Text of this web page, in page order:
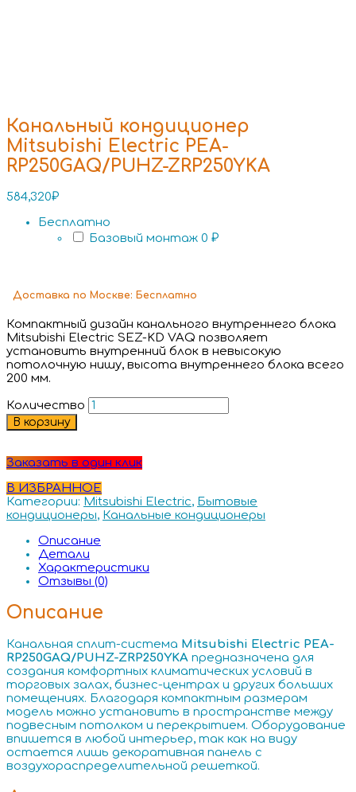
Канальный кондиционер
Mitsubishi Electric PEA-
RP250GAQ/PUHZ-ZRP250YKA
584,320₽
Бесплатно
Базовый монтаж 0 ₽
Доставка по Москве: Бесплатно
Компактный дизайн канального внутреннего блока
Mitsubishi Electric SEZ-KD VAQ позволяет
установить внутренний блок в невысокую
потолочную нишу, высота внутреннего блока всего
200 мм.
Количество
В корзину
Заказать в один клик
В ИЗБРАННОЕ
Категории: Mitsubishi Electric, Бытовые
кондиционеры, Канальные кондиционеры
Описание
Детали
Характеристики
Отзывы (0)
Описание
Канальная сплит-система Mitsubishi Electric PEA-
RP250GAQ/PUHZ-ZRP250YKA предназначена для
создания комфортных климатических условий в
торговых залах, бизнес-центрах и других больших
помещениях. Благодаря компактным размерам
модель можно установить в пространстве между
подвесным потолком и перекрытием. Оборудование
впишется в любой интерьер, так как на виду
остается лишь декоративная панель с
воздухораспределительной решеткой.